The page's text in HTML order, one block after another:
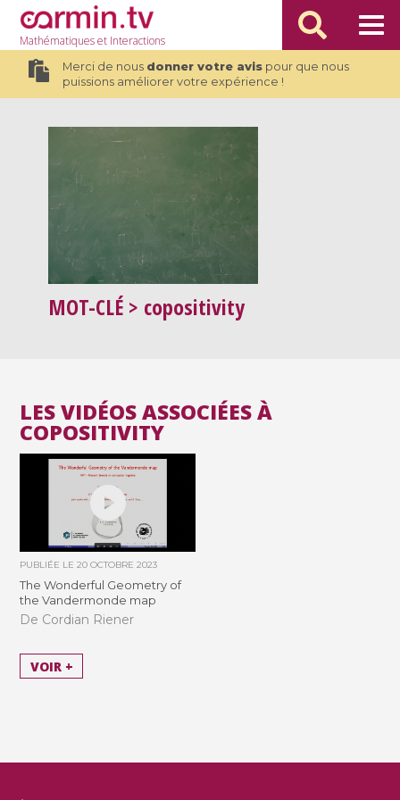
Mathématiqueset Interactions
Merci de nous donner votre avispour que nous
puissions améliorer votre expérience !
MOT-CLÉ > copositivity
LES VIDÉOS ASSOCIÉES À
COPOSITIVITY
PUBLIÉE LE20 OCTOBRE 2023
The Wonderful Geometry of
the Vandermonde map
De Cordian Riener
VOIR +